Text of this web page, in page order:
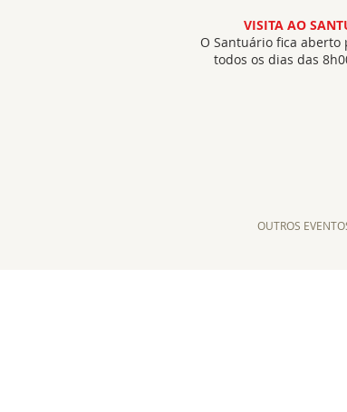
VISITA AO
O Santuário fica aberto
todos os dias das
OUTROS